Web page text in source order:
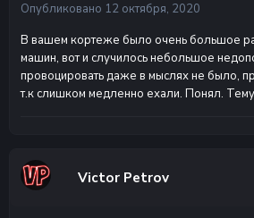
Опубликовано 12 октября, 2020
В вашем кортеже было очень большое
машин, вот и случилось небольшое
провоцировать даже в мыслях не было,
т.к слишком медленно ехали. Понял.
Victor Petrov